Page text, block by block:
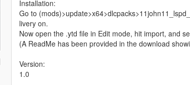
Installation:
Go to
livery on.
Now open the .ytd file in Edit mode, hit import, and
(A ReadMe has been provided in the download
Version:
1.0